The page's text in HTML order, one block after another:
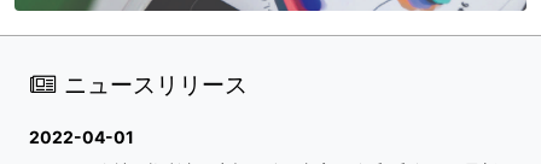
ニュースリリース
2022-04-01